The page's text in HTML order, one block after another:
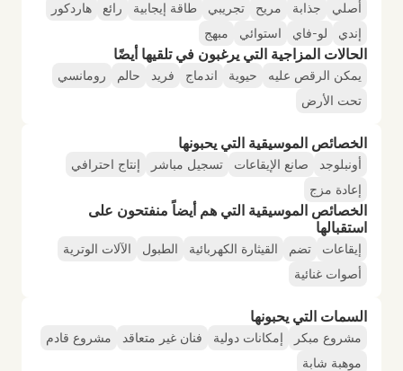
أصلي جذابة مريح تجريبي طاقة إيجابية رائع
هاردكور
إندي
لو-فاي استوائي مبهج
الحالات المزاجية التي يرغبون في تلقيها أيضًا
يمكن الرقص عليه حيوية اندماج فريد حالم
رومانسي
تحت الأرض
الخصائص الموسيقية التي يحبونها
أونبلوجد صانع الإيقاعات تسجيل مباشر
إنتاج احترافي
إعادة مزج
الخصائص الموسيقية التي هم أيضاً منفتحون على
استقبالها
إيقاعات تضم القيثارة الكهربائية الطبول
الآلات الوترية
أصوات غنائية
السمات التي يحبونها
مشروع مبكر إمكانات دولية فنان غير متعاقد
مشروع قادم
موهبة شابة